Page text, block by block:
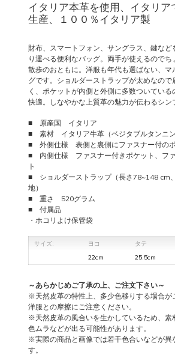
JASON
イタリア本革を使用、イタリア
生産、１００％イタリア製
財布、スマートフォン、サングラス、鍵など
り運べる便利なバッグ。両手が使えるので
散歩のおともに。洋服も年代も選ばない、マ
グです。ショルダーストラップが太めなので
く、ポケットが内側と外側に多数ついている
快適。しなやかな上質革の魅力が伝わるシン
■ 原産国 イタリア
■ 素材 イタリア牛革（ベジタブルタンニン
■ 外側仕様 表側と裏側にファスナー付の
■ 内側仕様 ファスナー付きポケット、ファ
ト
■ ショルダーストラップ（長さ78~148 cm
地）
■ 重さ 520グラム
■ 付属品
・ホコリよけ保管袋
サイズ: ヨコ タテ
22cm
25.5cm
～あらかじめご了承の上、ご注文下さい～
※天然皮革の特性上、多少色移りする場合が
洋服との摩擦にご注意ください。
※天然皮革の風合いを生かしているため、素
色ムラなどが出る可能性があります。
※実際の商品と画像では若干色合いなどが異
す。